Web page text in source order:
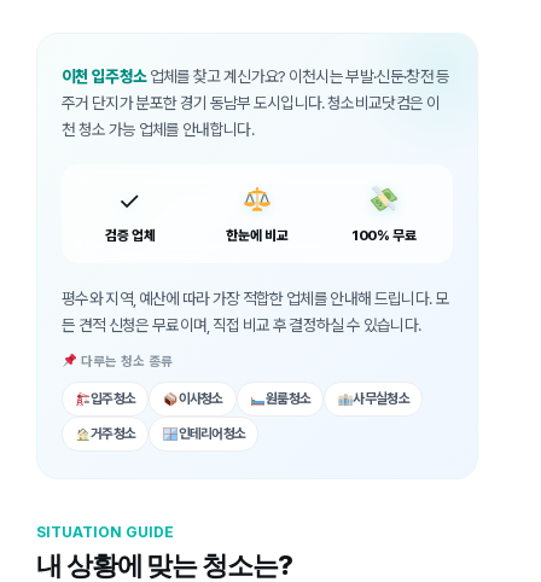
이천 입주청소업체를 찾고 계신가요? 이천시는 부발·신둔·창전 등
주거 단지가 분포한 경기 동남부 도시입니다. 청소비교닷컴은 이
천 청소 가능 업체를 안내합니다.
✓
검증 업체 한눈에 비교 100% 무료
평수와 지역, 예산에 따라 가장 적합한 업체를 안내해 드립니다. 모
든 견적 신청은 무료이며, 직접 비교 후 결정하실 수 있습니다.
다루는 청소 종류
입주청소 이사청소 원룸청소 사무실청소
거주청소 인테리어청소
SITUATION GUIDE
내 상황에 맞는 청소는?